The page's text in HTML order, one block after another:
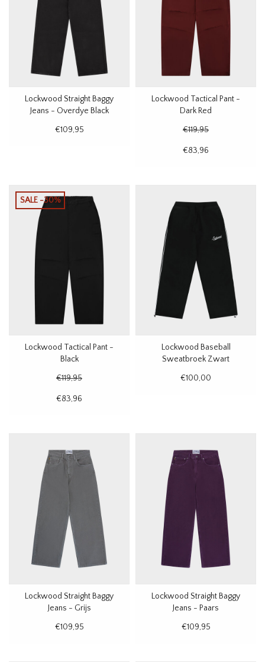
Lockwood Straight Baggy
Jeans - Overdye Black
€109,95
Lockwood Tactical Pant -
Dark Red
€119,95
€83,96
SALE -30%
Lockwood Tactical Pant -
Black
€119,95
€83,96
Lockwood Baseball
Sweatbroek Zwart
€100,00
Lockwood Straight Baggy
Jeans - Grijs
€109,95
Lockwood Straight Baggy
Jeans - Paars
€109,95